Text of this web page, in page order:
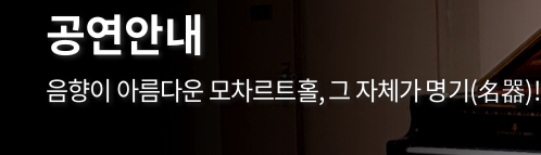
공연안내
음향이 아름다운 모차르트홀, 그 자체가 명기(名器)!